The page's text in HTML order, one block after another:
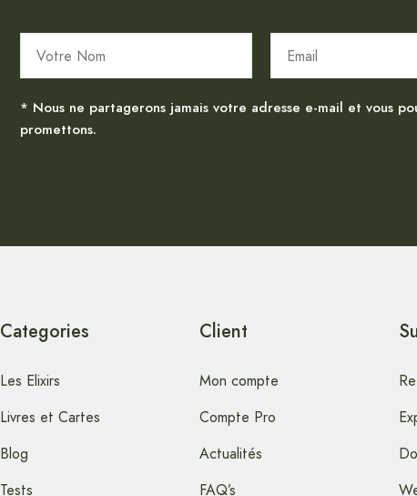
* Nous ne partagerons jamais votre adresse e-mail et vous
promettons.
Categories
Les Elixirs
Livres et Cartes
Blog
Tests
Client
Mon compte
Compte Pro
Actualités
FAQ’s